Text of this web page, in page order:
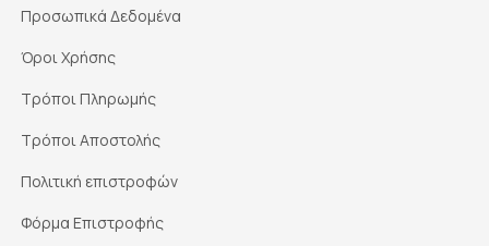
Προσωπικά Δεδομένα
Όροι Χρήσης
Τρόποι Πληρωμής
Τρόποι Αποστολής
Πολιτική επιστροφών
Φόρμα Επιστροφής